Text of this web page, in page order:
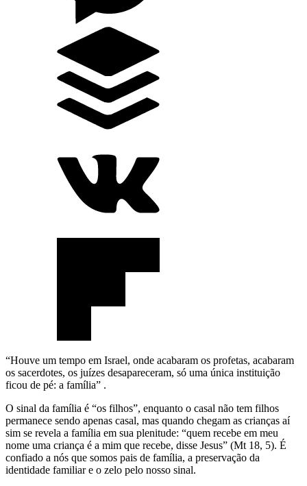
“Houve um tempo em Israel, onde acabaram os profetas, acabaram
os sacerdotes, os juízes desapareceram, só uma única instituição
ficou de pé: a família” .
O sinal da família é “os filhos”, enquanto o casal não tem filhos
permanece sendo apenas casal, mas quando chegam as crianças aí
sim se revela a família em sua plenitude: “quem recebe em meu
nome uma criança é a mim que recebe, disse Jesus” (Mt 18, 5). É
confiado a nós que somos pais de família, a preservação da
identidade familiar e o zelo pelo nosso sinal.